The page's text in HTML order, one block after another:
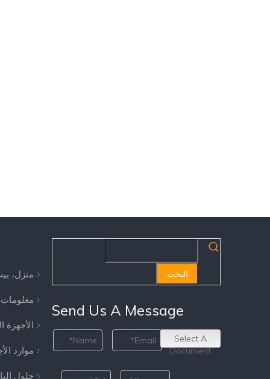
منزل،
معلومات
الأجهزة
موارد
حلول
البحث
Send Us A Message
Select A
Document